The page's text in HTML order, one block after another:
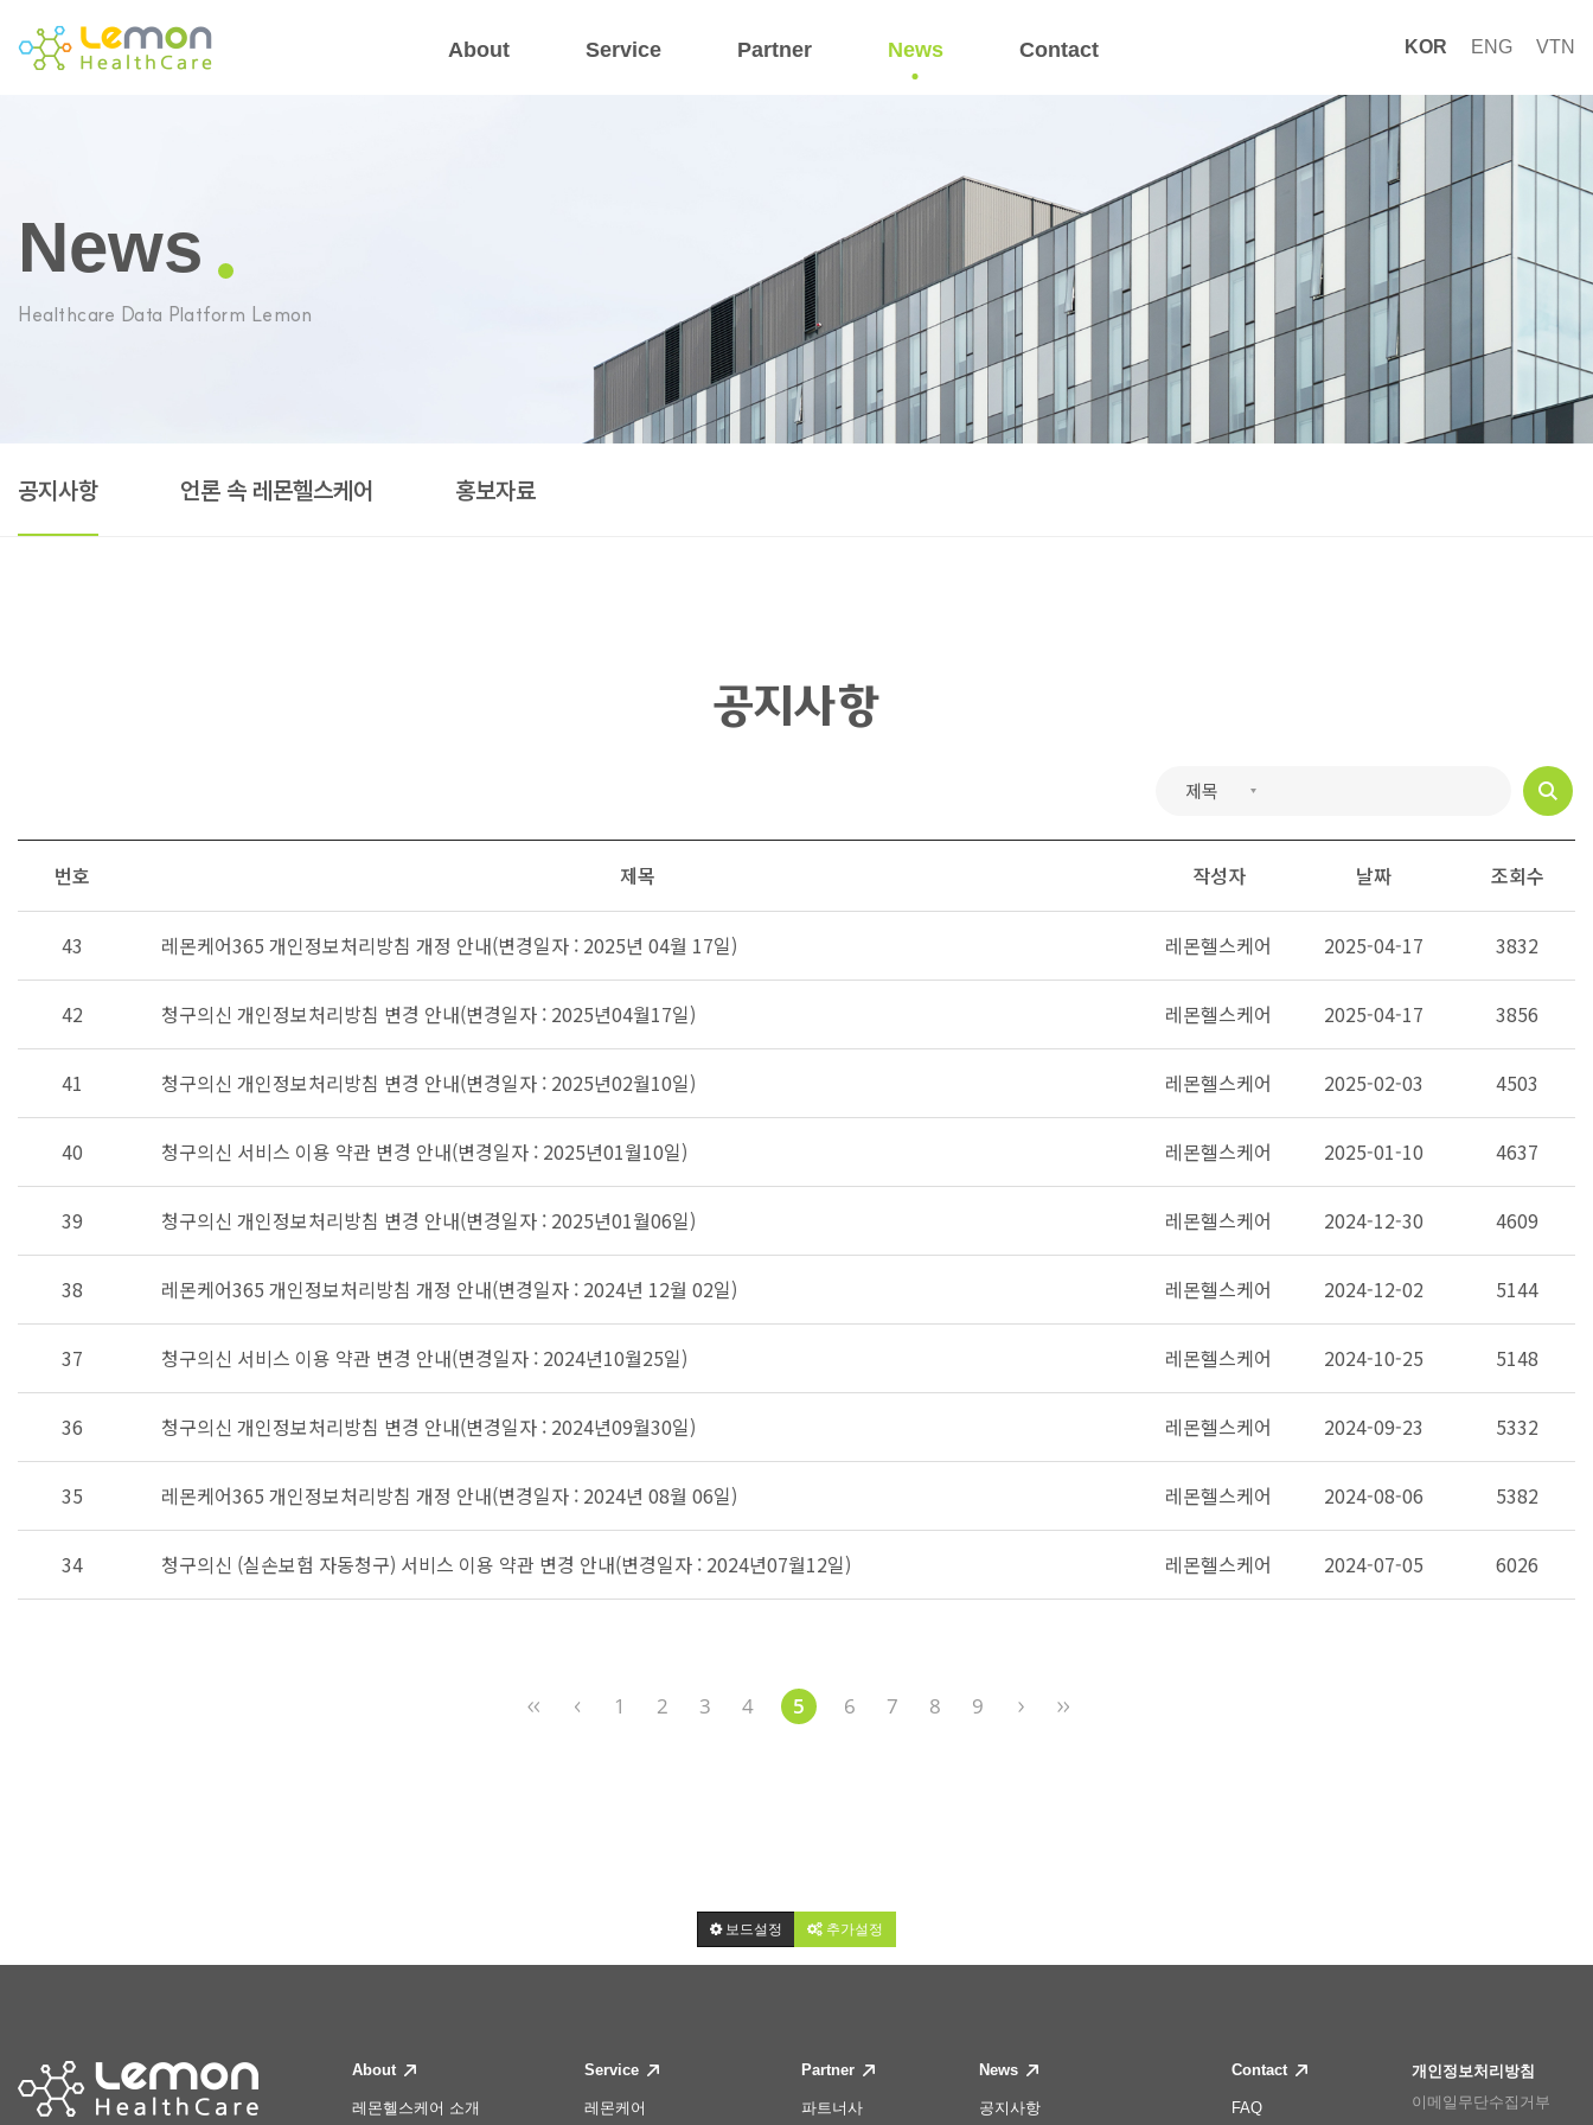
About Service Partner News Contact KOR ENG VTN
News
Healthcare Data Platform Lemon
공지사항 언론 속 레몬헬스케어 홍보자료
공지사항
번호 제목 작성자 날짜 조회수
43 레몬케어365 개인정보처리방침 개정 안내(변경일자 : 2025년 04월 17일) 레몬헬스케어 2025-04-17 3832
42 청구의신 개인정보처리방침 변경 안내(변경일자 : 2025년04월17일) 레몬헬스케어 2025-04-17 3856
41 청구의신 개인정보처리방침 변경 안내(변경일자 : 2025년02월10일) 레몬헬스케어 2025-02-03 4503
40 청구의신 서비스 이용 약관 변경 안내(변경일자 : 2025년01월10일) 레몬헬스케어 2025-01-10 4637
39 청구의신 개인정보처리방침 변경 안내(변경일자 : 2025년01월06일) 레몬헬스케어 2024-12-30 4609
38 레몬케어365 개인정보처리방침 개정 안내(변경일자 : 2024년 12월 02일) 레몬헬스케어 2024-12-02 5144
37 청구의신 서비스 이용 약관 변경 안내(변경일자 : 2024년10월25일) 레몬헬스케어 2024-10-25 5148
36 청구의신 개인정보처리방침 변경 안내(변경일자 : 2024년09월30일) 레몬헬스케어 2024-09-23 5332
35 레몬케어365 개인정보처리방침 개정 안내(변경일자 : 2024년 08월 06일) 레몬헬스케어 2024-08-06 5382
34 청구의신 (실손보험 자동청구) 서비스 이용 약관 변경 안내(변경일자 : 2024년07월12일) 레몬헬스케어 2024-07-05 6026
1 2 3 4 5 6 7 8 9
보드설정 추가설정
About
레몬헬스케어 소개
Service
레몬케어
Partner
파트너사
News
공지사항
Contact
FAQ
개인정보처리방침
이메일무단수집거부